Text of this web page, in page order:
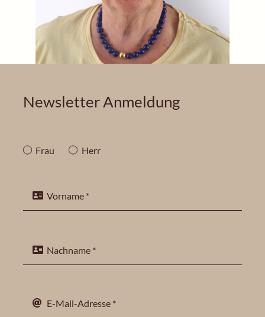
Newsletter Anmeldung
Frau Herr